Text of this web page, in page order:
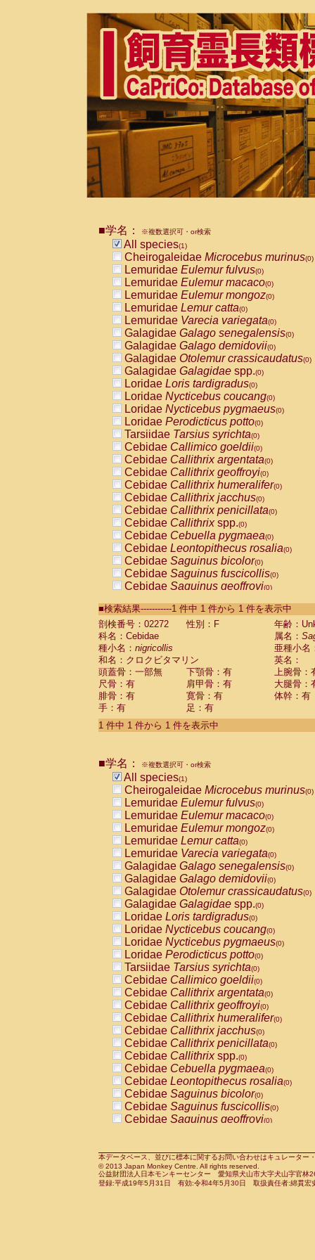
■学名： ※複数選択可・or検索
All species(1)
Cheirogaleidae Microcebus murinus(0)
Lemuridae Eulemur fulvus(0)
Lemuridae Eulemur macaco(0)
Lemuridae Eulemur mongoz(0)
Lemuridae Lemur catta(0)
Lemuridae Varecia variegata(0)
Galagidae Galago senegalensis(0)
Galagidae Galago demidovii(0)
Galagidae Otolemur crassicaudatus(0)
Galagidae Galagidae spp.(0)
Loridae Loris tardigradus(0)
Loridae Nycticebus coucang(0)
Loridae Nycticebus pygmaeus(0)
Loridae Perodicticus potto(0)
Tarsiidae Tarsius syrichta(0)
Cebidae Callimico goeldii(0)
Cebidae Callithrix argentata(0)
Cebidae Callithrix geoffroyi(0)
Cebidae Callithrix humeralifer(0)
Cebidae Callithrix jacchus(0)
Cebidae Callithrix penicillata(0)
Cebidae Callithrixspp.(0)
Cebidae Cebuella pygmaea(0)
Cebidae Leontopithecus rosalia(0)
Cebidae Saguinus bicolor(0)
Cebidae Saguinus fuscicollis(0)
Cebidae Saguinus geoffroyi(0)
CebidaeSaguinus labiatus(0)
Cebidae Saguinus leucopus (0)
Cebidae
CebidaeSaguinus mystax
CebidaeSaguinus nigricollis (1)
Cebidae Saguinus oedipus
Cebidae Saguinus weddelli
Cebidae Saguinusspp.
Cebidae Aotus trivirgatus
Cebidae Cebus albifrons
CebidaeCebus nigrivittatus
CebidaeCebus
CebidaeSaimiri boliviensis(0)
CebidaeSaimiri sciureus(0)
AtelidaeAlouatta caraya(0)
AtelidaeAlouatta fusca(0)
AtelidaeAlouatta seniculus
AtelidaeAlouattaspp.(0)
AtelidaeAteles belzebuth(0)
AtelidaeAteles geoffroyi(0)
AtelidaeAteles paniscus(0)
AtelidaeAtelesspp.(0)
Atelidae Lagothrix lagothricha
AtelidaeLagothrix lagothricha cana
PitheciidaeCacajao calvus
PitheciidaeCallicebus cupreus
PitheciidaeCallicebus donacophilus
PitheciidaeCallicebus moloch
PitheciidaeCallicebus torquatus
PitheciidaeCallicebusspp.(0)
PitheciidaeChiropotes satanas(0)
PitheciidaePithecia monachus
PitheciidaePithecia pithecia(0)
CercopithecidaeCercocebus agilis
CercopithecidaeCercocebus
CercopithecidaeCercocebus
CercopithecidaeCercocebus
CercopithecidaeCercocebus
CercopithecidaeCercocebushybrid
CercopithecidaePapio anubis(0)
CercopithecidaePapio cynocephalus
CercopithecidaePapio hamadryas(0)
■検索結果-----------1 件中 1 件から 1 件を表示中
剖検番号：02272
性別：F
年齢：
科名：Cebidae
属名：
種小名： nigricollis
亜種小名
和名：クロクビタマリン
英名：
頭蓋骨：一部無
下顎骨：有
上腕骨：
尺骨：有
肩甲骨：有
大腿骨：
腓骨：有
寛骨：有
体幹：有
手：有
足：有
1 件中 1 件から 1 件を表示中
■学名： ※複数選択可・or検索
All species(1)
Cheirogaleidae Microcebus murinus(0)
Lemuridae Eulemur fulvus(0)
Lemuridae Eulemur macaco(0)
Lemuridae Eulemur mongoz(0)
Lemuridae Lemur catta(0)
Lemuridae Varecia variegata(0)
Galagidae Galago senegalensis(0)
Galagidae Galago demidovii(0)
Galagidae Otolemur crassicaudatus(0)
Galagidae Galagidae spp.(0)
Loridae Loris tardigradus(0)
Loridae Nycticebus coucang(0)
Loridae Nycticebus pygmaeus(0)
Loridae Perodicticus potto(0)
Tarsiidae Tarsius syrichta(0)
Cebidae Callimico goeldii(0)
Cebidae Callithrix argentata(0)
Cebidae Callithrix geoffroyi(0)
Cebidae Callithrix humeralifer(0)
Cebidae Callithrix jacchus(0)
Cebidae Callithrix penicillata(0)
Cebidae Callithrixspp.(0)
Cebidae Cebuella pygmaea(0)
Cebidae Leontopithecus rosalia(0)
Cebidae Saguinus bicolor(0)
Cebidae Saguinus fuscicollis(0)
Cebidae Saguinus geoffroyi(0)
CebidaeSaguinus leucopus(0)
CebidaeSaguinus midas(0)
Cebidae Saguinus mystax(0)
本データベース、並びに標本に関するお問い合わせはキュレータ
© 2013 Japan Monkey Centre. All rights reserved.
公益財団法人日本モンキーセンター 愛知県犬山市大字犬山字官
登録:平成19年5月31日 有効:令和4年5月30日 取扱責任者:綿貫宏